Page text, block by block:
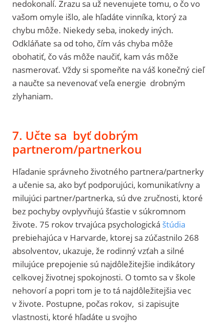
nedokonalí. Zrazu sa už nevenujete tomu, o čo vo
vašom omyle išlo, ale hľadáte vinníka, ktorý za
chybu môže. Niekedy seba, inokedy iných.
Odkláňate sa od toho, čím vás chyba môže
obohatiť, čo vás môže naučiť, kam vás môže
nasmerovať. Vždy si spomeňte na váš konečný cieľ
a naučte sa nevenovať veľa energie drobným
zlyhaniam.
7. Učte sa byť dobrým
partnerom/partnerkou
Hľadanie správneho životného partnera/partnerky
a učenie sa, ako byť podporujúci, komunikatívny a
milujúci partner/partnerka, sú dve zručnosti, ktoré
bez pochyby ovplyvňujú šťastie v súkromnom
živote. 75 rokov trvajúca psychologická štúdia
prebiehajúca v Harvarde, ktorej sa zúčastnilo 268
absolventov, ukazuje, že rodinný vzťah a silné
milujúce prepojenie sú najdôležitejšie indikátory
celkovej životnej spokojnosti. O tomto sa v škole
nehovorí a popri tom je to tá najdôležitejšia vec
v živote. Postupne, počas rokov, si zapisujte
vlastnosti, ktoré hľadáte u svojho